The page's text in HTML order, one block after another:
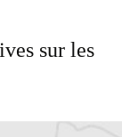
sur les